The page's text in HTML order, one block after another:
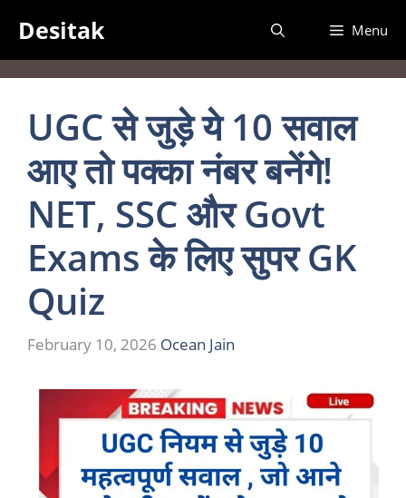
content
Desitak Menu
UGC से जुड़े ये 10 सवाल
आए तो पक्का नंबर बनेंगे!
NET, SSC और Govt
Exams के लिए सुपर GK
Quiz
February 10, 2026 Ocean Jain